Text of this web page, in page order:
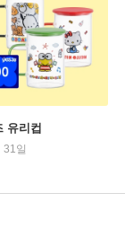
유리컵
일